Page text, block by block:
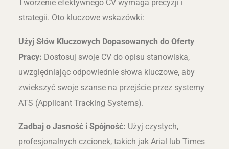
Tworzenie efektywnego CV wymaga precyzji i
strategii. Oto kluczowe wskazówki:
Użyj Słów Kluczowych Dopasowanych do Oferty
Pracy: Dostosuj swoje CV do opisu stanowiska,
uwzględniając odpowiednie słowa kluczowe, aby
zwiekszyć swoje szanse na przejście przez systemy
ATS (Applicant Tracking Systems).
Zadbaj o Jasność i Spójność: Użyj czystych,
profesjonalnych czcionek, takich jak Arial lub Times